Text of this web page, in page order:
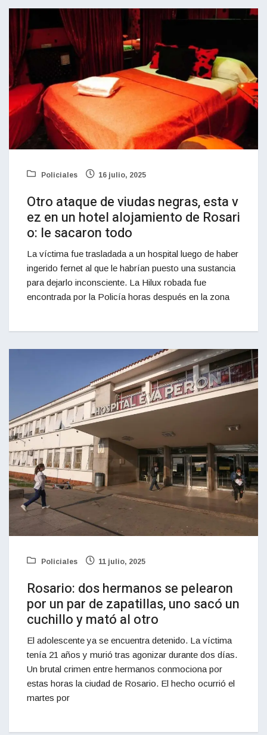
Policiales 16 julio, 2025
Otro ataque de viudas negras, esta v
ez en un hotel alojamiento de Rosari
o: le sacaron todo
La víctima fue trasladada a un hospital luego de haber
ingerido fernet al que le habrían puesto una sustancia
para dejarlo inconsciente. La Hilux robada fue
encontrada por la Policía horas después en la zona
Policiales 11 julio, 2025
Rosario: dos hermanos se pelearon
por un par de zapatillas, uno sacó un
cuchillo y mató al otro
El adolescente ya se encuentra detenido. La víctima
tenía 21 años y murió tras agonizar durante dos días.
Un brutal crimen entre hermanos conmociona por
estas horas la ciudad de Rosario. El hecho ocurrió el
martes por